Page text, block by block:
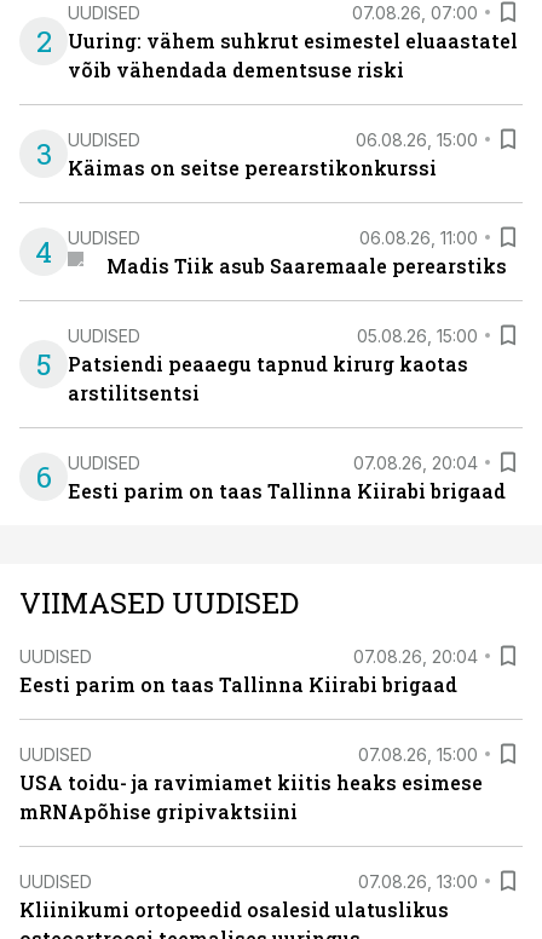
2
UUDISED 07.08.26, 07:00
Uuring: vähem suhkrut esimestel eluaastatel
võib vähendada dementsuse riski
3 UUDISED 06.08.26, 15:00
Käimas on seitse perearstikonkurssi
4 UUDISED 06.08.26, 11:00
Madis Tiik asub Saaremaale perearstiks
5
UUDISED 05.08.26, 15:00
Patsiendi peaaegu tapnud kirurg kaotas
arstilitsentsi
6 UUDISED 07.08.26, 20:04
Eesti parim on taas Tallinna Kiirabi brigaad
VIIMASED UUDISED
UUDISED 07.08.26, 20:04
Eesti parim on taas Tallinna Kiirabi brigaad
UUDISED 07.08.26, 15:00
USA toidu- ja ravimiamet kiitis heaks esimese
mRNApõhise gripivaktsiini
UUDISED 07.08.26, 13:00
Kliinikumi ortopeedid osalesid ulatuslikus